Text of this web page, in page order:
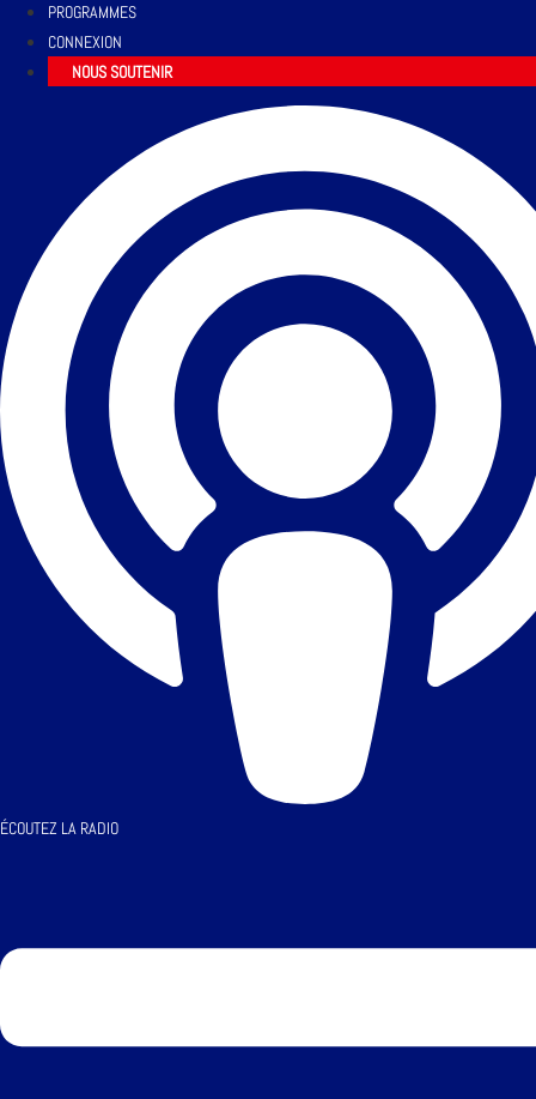
PROGRAMMES
CONNEXION
NOUS SOUTENIR
ÉCOUTEZ LA RADIO